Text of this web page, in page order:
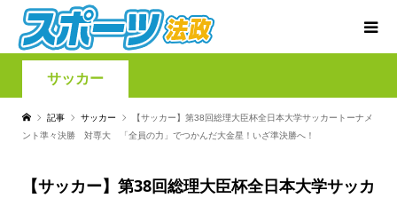
サッカー
記事 サッカー
【サッカー】第38回総理大臣杯全日本大学サッカートーナメ
ント準々決勝 対専大 「全員の力」でつかんだ大金星！いざ準決勝へ！
【サッカー】第38回総理大臣杯全日本大学サッカ